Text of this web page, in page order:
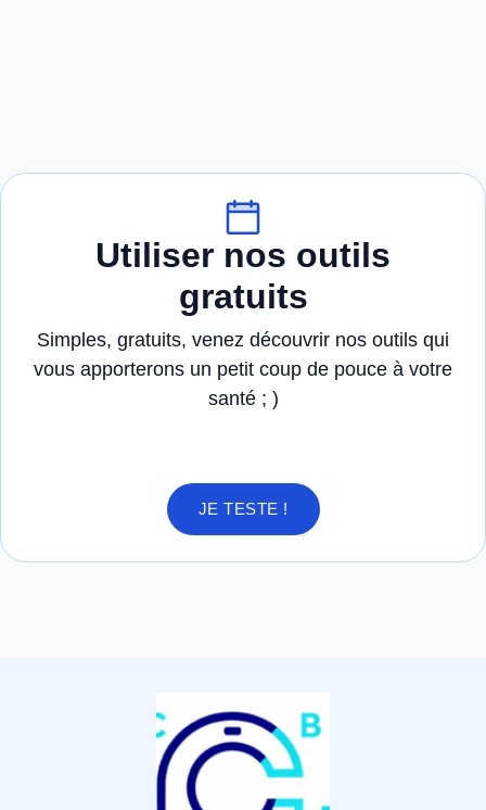
Utiliser nos outils
gratuits
Simples, gratuits, venez découvrir nos outils qui
vous apporterons un petit coup de pouce à votre
santé ; )
JE TESTE !